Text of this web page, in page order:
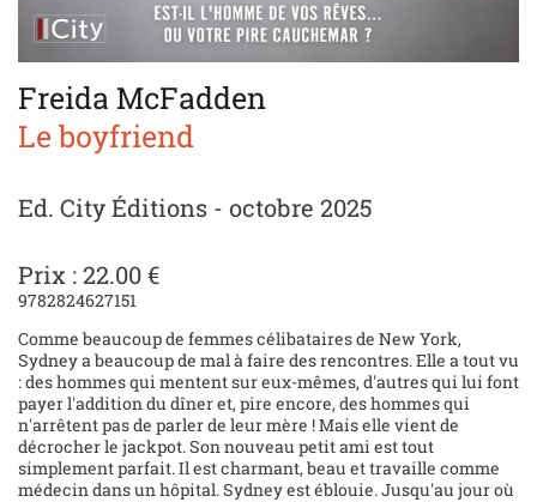
Freida McFadden
Le boyfriend
Ed. City Éditions - octobre 2025
Prix : 22.00 €
9782824627151
Comme beaucoup de femmes célibataires de New York,
Sydney a beaucoup de mal à faire des rencontres. Elle a tout vu
: des hommes qui mentent sur eux-mêmes, d'autres qui lui font
payer l'addition du dîner et, pire encore, des hommes qui
n'arrêtent pas de parler de leur mère ! Mais elle vient de
décrocher le jackpot. Son nouveau petit ami est tout
simplement parfait. Il est charmant, beau et travaille comme
médecin dans un hôpital. Sydney est éblouie. Jusqu'au jour où